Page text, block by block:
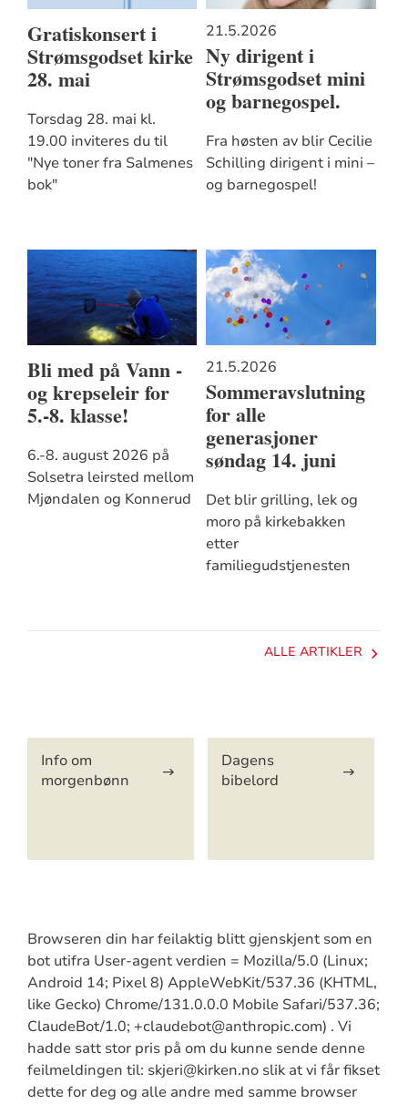
Gratiskonsert i
Strømsgodset kirke
28. mai
Torsdag 28. mai kl.
19.00 inviteres du til
"Nye toner fra Salmenes
bok"
21.5.2026
Ny dirigent i
Strømsgodset mini
og barnegospel.
Fra høsten av blir Cecilie
Schilling dirigent i mini –
og barnegospel!
Bli med på Vann -
og krepseleir for
5.-8. klasse!
6.-8. august 2026 på
Solsetra leirsted mellom
Mjøndalen og Konnerud
21.5.2026
Sommeravslutning
for alle
generasjoner
søndag 14. juni
Det blir grilling, lek og
moro på kirkebakken
etter
familiegudstjenesten
ALLE ARTIKLER
Artikkelsnarveger
Info om
morgenbønn
Dagens
bibelord
Browseren din har feilaktig blitt gjenskjent som en
bot utifra User-agent verdien = Mozilla/5.0 (Linux;
Android 14; Pixel 8) AppleWebKit/537.36 (KHTML,
like Gecko) Chrome/131.0.0.0 Mobile Safari/537.36;
ClaudeBot/1.0; +claudebot@anthropic.com) . Vi
hadde satt stor pris på om du kunne sende denne
feilmeldingen til: skjeri@kirken.no slik at vi får fikset
dette for deg og alle andre med samme browser